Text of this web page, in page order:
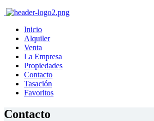
Inicio
Alquiler
Venta
La Empresa
Propiedades
Contacto
Tasación
Favoritos
Contacto